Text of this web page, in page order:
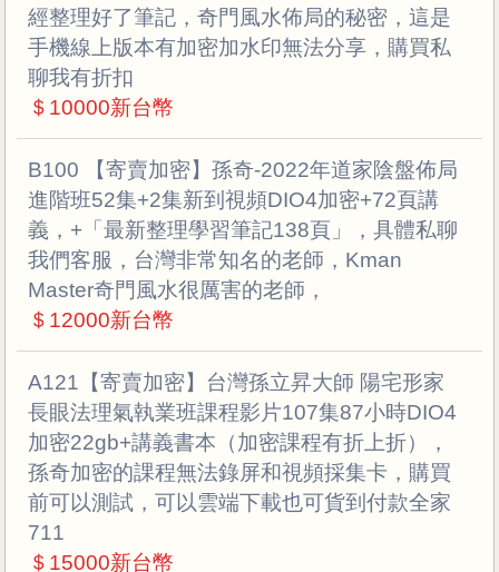
經整理好了筆記，奇門風水佈局的秘密，這是
手機線上版本有加密加水印無法分享，購買私
聊我有折扣
＄10000新台幣
B100 【寄賣加密】孫奇-2022年道家陰盤佈局
進階班52集+2集新到視頻DIO4加密+72頁講
義，+「最新整理學習筆記138頁」，具體私聊
我們客服，台灣非常知名的老師，Kman
Master奇門風水很厲害的老師，
＄12000新台幣
A121【寄賣加密】台灣孫立昇大師 陽宅形家
長眼法理氣執業班課程影片107集87小時DIO4
加密22gb+講義書本（加密課程有折上折），
孫奇加密的課程無法錄屏和視頻採集卡，購買
前可以測試，可以雲端下載也可貨到付款全家
711
＄15000新台幣